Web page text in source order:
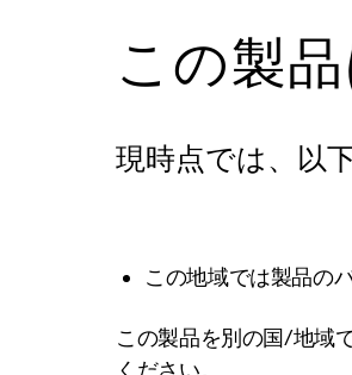
この製
現時点では、以
この地域では製品の
この製品を別の国/地域
ください。